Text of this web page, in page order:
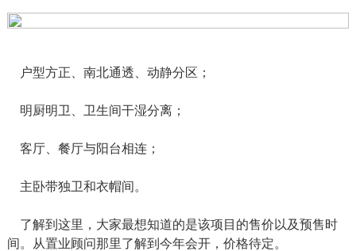
户型方正、南北通透、动静分区；
明厨明卫、卫生间干湿分离；
客厅、餐厅与阳台相连；
主卧带独卫和衣帽间。
了解到这里，大家最想知道的是该项目的售价以及预售时
间。从置业顾问那里了解到今年会开，价格待定。